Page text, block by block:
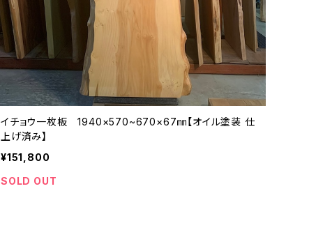
イチョウ一枚板 1940×570~670×67㎜【オイル塗装 仕
上げ済み】
¥151,800
SOLD OUT